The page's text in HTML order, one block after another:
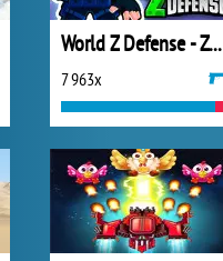
World Z Defense - Zombie Defense
7 963x